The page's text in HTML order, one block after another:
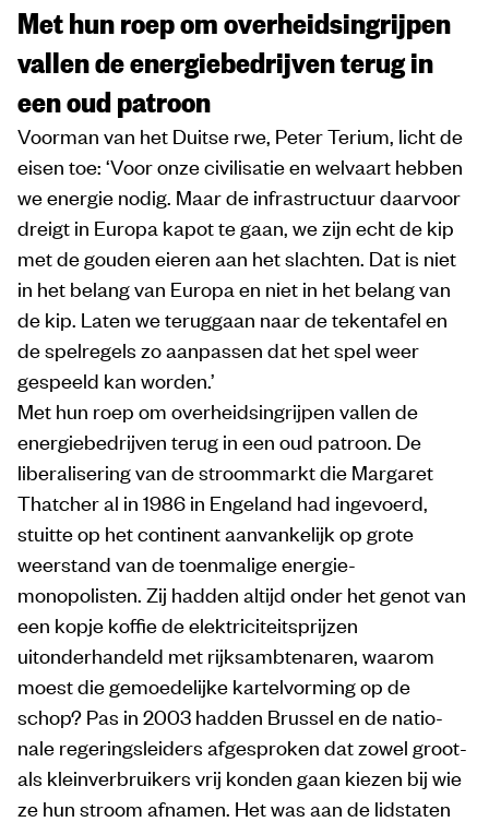
Met hun roep om overheidsingrijpen
vallen de energiebedrijven terug in
een oud patroon
Voorman van het Duitse rwe, Peter Terium, licht de
eisen toe: ‘Voor onze civilisatie en welvaart hebben
we energie nodig. Maar de infrastructuur daarvoor
dreigt in Europa kapot te gaan, we zijn echt de kip
met de gouden eieren aan het slachten. Dat is niet
in het belang van Europa en niet in het belang van
de kip. Laten we teruggaan naar de tekentafel en
de spelregels zo aanpassen dat het spel weer
gespeeld kan worden.’
Met hun roep om overheidsingrijpen vallen de
energiebedrijven terug in een oud patroon. De
liberalisering van de stroommarkt die Margaret
Thatcher al in 1986 in Engeland had ingevoerd,
stuitte op het continent aanvankelijk op grote
weerstand van de toenmalige energie­
monopolisten. Zij hadden altijd onder het genot van
een kopje koffie de elektriciteitsprijzen
uitonderhandeld met rijksambtenaren, waarom
moest die gemoedelijke kartelvorming op de
schop? Pas in 2003 hadden Brussel en de natio­
nale regeringsleiders afgesproken dat zowel groot-
als kleinverbruikers vrij konden gaan kiezen bij wie
ze hun stroom afnamen. Het was aan de lidstaten